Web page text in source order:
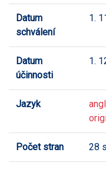
Datum
schválení
1.
Datum
účinnosti
1.
Jazyk
Počet stran 28